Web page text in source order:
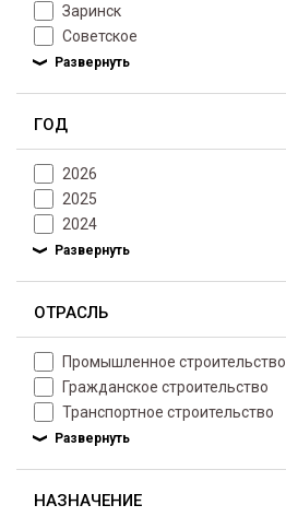
Заринск
Советское
ГОД
2026
2025
2024
ОТРАСЛЬ
Промышленное строительство
Гражданское строительство
Транспортное строительство
НАЗНАЧЕНИЕ